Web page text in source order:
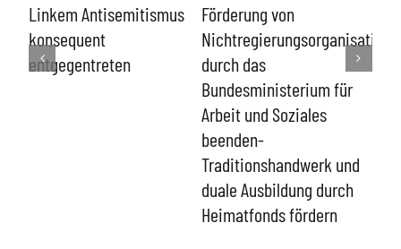
Linkem Antisemitismus
konsequent
entgegentreten
Förderung von
durch das
Bundesministerium für
Arbeit und Soziales
beenden-
Traditionshandwerk und
duale Ausbildung durch
Heimatfonds fördern